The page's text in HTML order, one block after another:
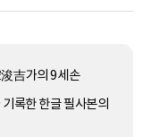
吉가의 9세손
록한 한글 필사본의